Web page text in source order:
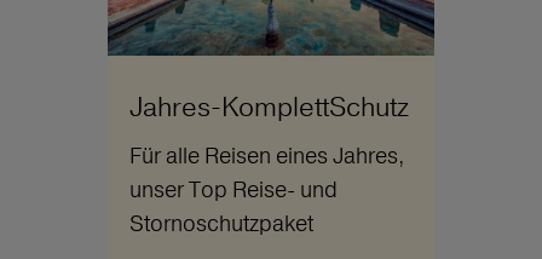
Jahres-KomplettSchutz
Für alle Reisen eines Jahres,
unser Top Reise- und
Stornoschutzpaket